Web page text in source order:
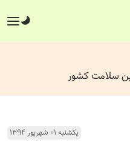
سلامت کشور
یکشنبه ۰۱ شهریور ۱۳۹۴